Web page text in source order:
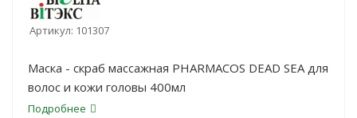
Артикул: 101307
Маска - скраб массажная PHARMACOS DEAD SEA для
волос и кожи головы 400мл
Подробнее